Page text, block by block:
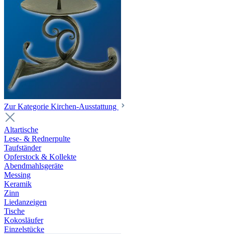
Zur Kategorie Kirchen-Ausstattung
Altartische
Lese- & Rednerpulte
Taufständer
Opferstock & Kollekte
Abendmahlsgeräte
Messing
Keramik
Zinn
Liedanzeigen
Tische
Kokosläufer
Einzelstücke